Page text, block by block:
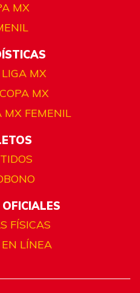
MX
MX
MX
MX FEMENIL
FÍSICAS
LÍNEA